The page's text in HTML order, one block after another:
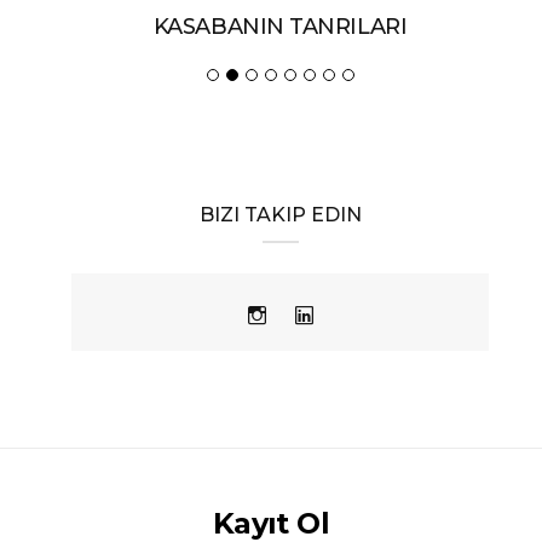
KASABANIN TANRILARI
BIZI TAKIP EDIN
Kayıt Ol